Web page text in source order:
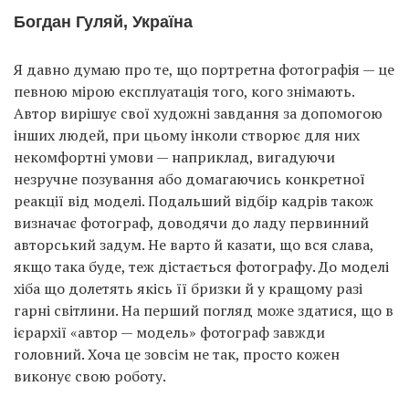
Богдан Гуляй, Україна
Я давно думаю про те, що портретна фотографія — це
певною мірою експлуатація того, кого знімають.
Автор вирішує свої художні завдання за допомогою
інших людей, при цьому інколи створює для них
некомфортні умови — наприклад, вигадуючи
незручне позування або домагаючись конкретної
реакції від моделі. Подальший відбір кадрів також
визначає фотограф, доводячи до ладу первинний
авторський задум. Не варто й казати, що вся слава,
якщо така буде, теж дістається фотографу. До моделі
хіба що долетять якісь її бризки й у кращому разі
гарні світлини. На перший погляд може здатися, що в
ієрархії «автор — модель» фотограф завжди
головний. Хоча це зовсім не так, просто кожен
виконує свою роботу.